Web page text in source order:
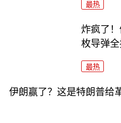
最热
炸疯了
枚导弹
最热
伊朗赢了？这是特朗普给